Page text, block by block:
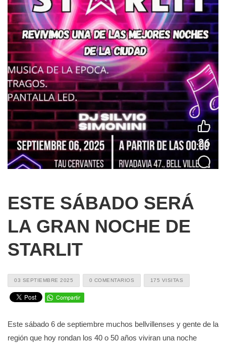
ESTE SÁBADO SERÁ
LA GRAN NOCHE DE
STARLIT
03 SEPTIEMBRE 2025 0 COMENTARIOS 175 VISITAS
Este sábado 6 de septiembre muchos bellvillenses y gente de la
región que hoy rondan los 40 o 50 años viviran una noche